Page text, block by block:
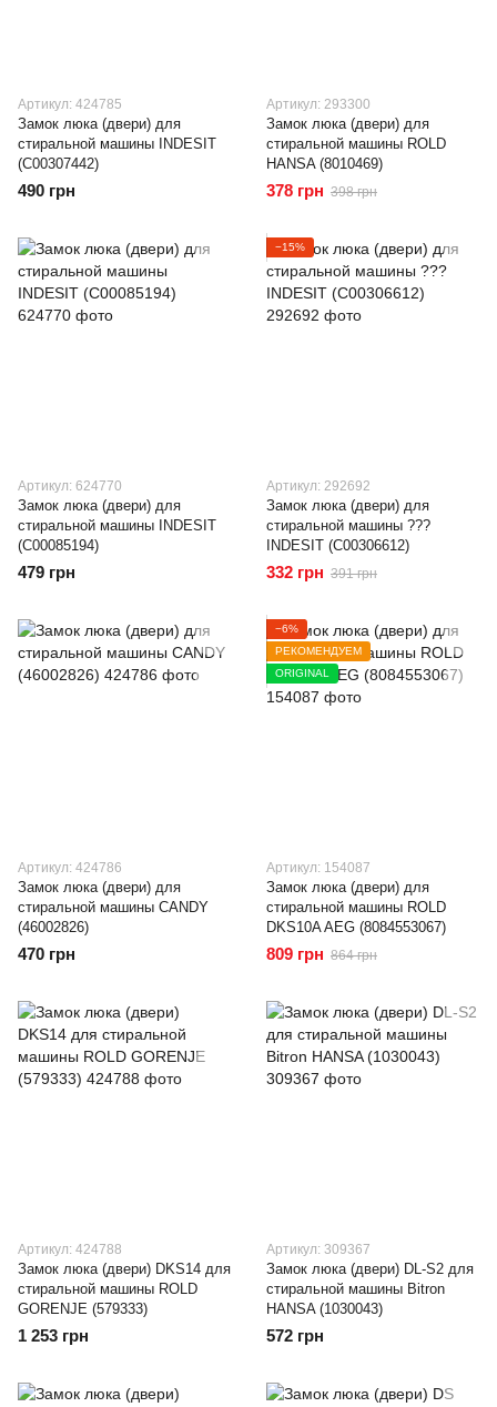
Артикул: 424785
Замок люка (двери) для
стиральной машины INDESIT
(C00307442)
490 грн
Артикул: 293300
Замок люка (двери) для
стиральной машины ROLD
HANSA (8010469)
378 грн 398 грн
Артикул: 624770
Замок люка (двери) для
стиральной машины INDESIT
(C00085194)
479 грн
−15%
Артикул: 292692
Замок люка (двери) для
стиральной машины ???
INDESIT (C00306612)
332 грн 391 грн
Артикул: 424786
Замок люка (двери) для
стиральной машины CANDY
(46002826)
470 грн
−6%
РЕКОМЕНДУЕМ
ORIGINAL
Артикул: 154087
Замок люка (двери) для
стиральной машины ROLD
DKS10A AEG (8084553067)
809 грн 864 грн
Артикул: 424788
Замок люка (двери) DKS14 для
стиральной машины ROLD
GORENJE (579333)
1 253 грн
Артикул: 309367
Замок люка (двери) DL-S2 для
стиральной машины Bitron
HANSA (1030043)
572 грн